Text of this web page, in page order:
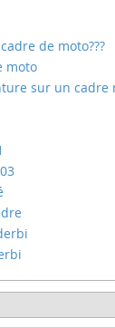
de moto???
moto
sur un cadre